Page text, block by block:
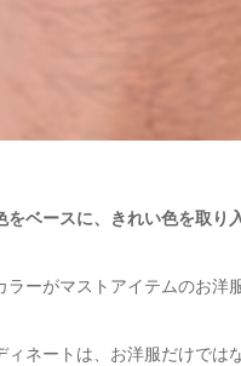
をベースに、きれい色を取り
ラーがマストアイテムのお洋
ィネートは、お洋服だけでは